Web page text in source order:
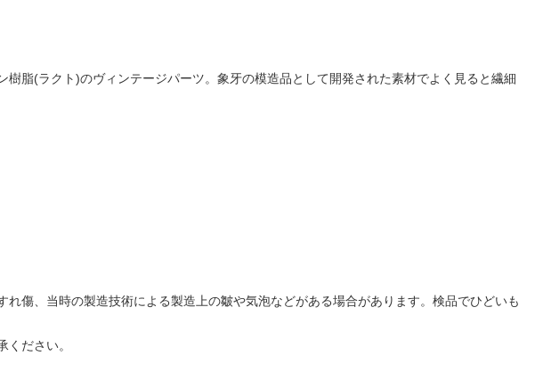
脂(ラクト)のヴィンテージパーツ。象牙の模造品として開発された素材でよく見ると繊細
傷、当時の製造技術による製造上の皺や気泡などがある場合があります。検品でひどいも
ださい。